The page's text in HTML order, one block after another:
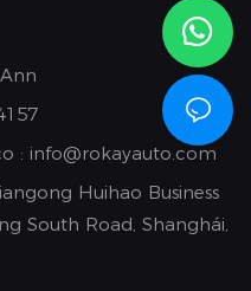
: info@rokayauto.com
Huihao Business
South Road, Shanghái,